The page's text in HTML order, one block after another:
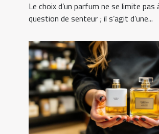
Le choix d’un parfum ne se limite pas
question de senteur ; il s’agit d’une...